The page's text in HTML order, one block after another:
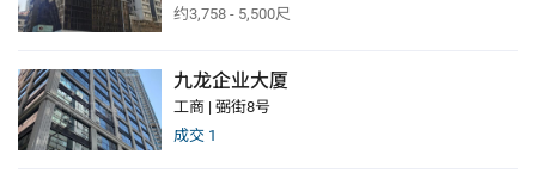
约3,758 - 5,500尺
九龙企业大厦
工商 | 弼街8号
成交 1